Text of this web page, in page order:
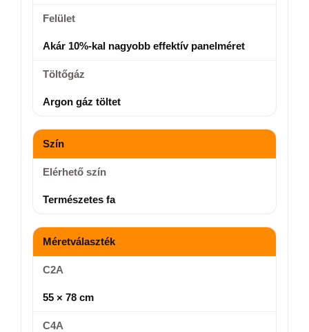
Felület
Akár 10%-kal nagyobb effektív panelméret
Töltőgáz
Argon gáz töltet
Szín
Elérhető szín
Természetes fa
Méretválaszték
C2A
55 × 78 cm
C4A